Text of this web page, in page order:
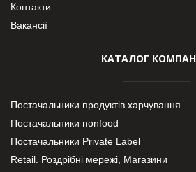
Контакти
Вакансії
КАТАЛОГ
Постачальники продуктів харчування
Постачальники nonfood
Постачальники Private Label
Retail. Роздрібні мережі, Магазини